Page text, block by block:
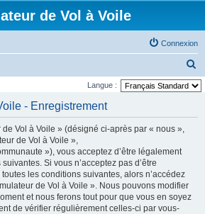
de Vol à Voile
Connexion
e
Langue :
- Enregistrement
Vol à Voile » (désigné ci-après par « nous »,
de Vol à Voile »,
»), vous acceptez d’être légalement
Si vous n’acceptez pas d’être
les conditions suivantes, alors n’accédez
de Vol à Voile ». Nous pouvons modifier
et nous ferons tout pour que vous en soyez
de vérifier régulièrement celles-ci par vous-